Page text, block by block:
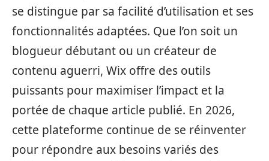
se distingue par sa facilité d’utilisation et ses
fonctionnalités adaptées. Que l’on soit un
blogueur débutant ou un créateur de
contenu aguerri, Wix offre des outils
puissants pour maximiser l’impact et la
portée de chaque article publié. En 2026,
cette plateforme continue de se réinventer
pour répondre aux besoins variés des